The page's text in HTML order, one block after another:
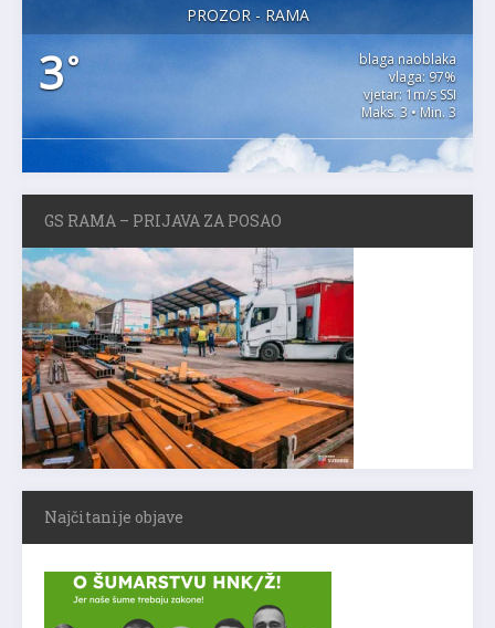
PROZOR - RAMA
3°
blaga naoblaka
vlaga: 97%
vjetar: 1m/s SSI
Maks. 3 • Min. 3
GS RAMA – PRIJAVA ZA POSAO
Najčitanije objave